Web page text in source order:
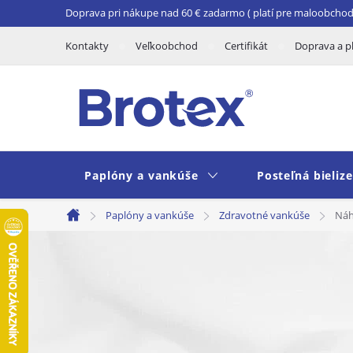
na
Doprava pri nákupe nad 60 € zadarmo ( platí pre
Kontakty Veľkoobchod Certifikát Doprava a
Paplóny a vankúše Posteľná
Domov
Paplóny a vankúše Zdravotné vankúše